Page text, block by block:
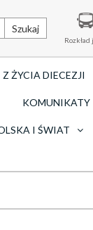
Szukaj
Rozkład
Z ŻYCIA DIECEZJI
KOMUNIKATY
I ŚWIAT